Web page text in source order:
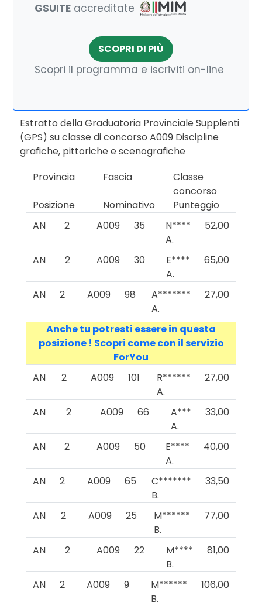
GSUITE accreditate
SCOPRI DI PIÙ
Scopri il programma e iscriviti on-line
Estratto della Graduatoria Provinciale Supplenti
(GPS) su classe di concorso A009 Discipline
grafiche, pittoriche e scenografiche
Provincia
Fascia
Classe
concorso
Posizione
Nominativo
Punteggio
AN
2 A009 35
N****
A.
52,00
AN 2 A009 30
E****
A.
65,00
AN 2 A009 98
A*******
A.
27,00
Anche tu potresti essere in questa
posizione ! Scopri come con il servizio
ForYou
AN
2 A009 101
R******
A.
27,00
AN 2 A009 66
A***
A.
33,00
AN 2 A009 50
E****
A.
40,00
AN 2 A009 65
C*******
B.
33,50
AN 2 A009 25
M******
B.
77,00
AN 2 A009 22
M****
B.
81,00
AN 2 A009 9
M******
B.
106,00